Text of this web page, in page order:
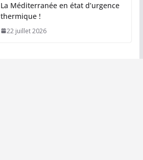
La Méditerranée en état d’urgence
thermique !
22 juillet 2026